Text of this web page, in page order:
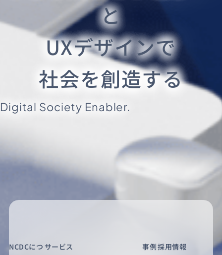
と
UXデザインで
社会を創造する
Digital Society Enabler.
NCDCにつ サービス
事例採用情報